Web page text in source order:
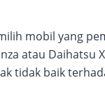
mobil yang
atau Daihatsu
tidak baik